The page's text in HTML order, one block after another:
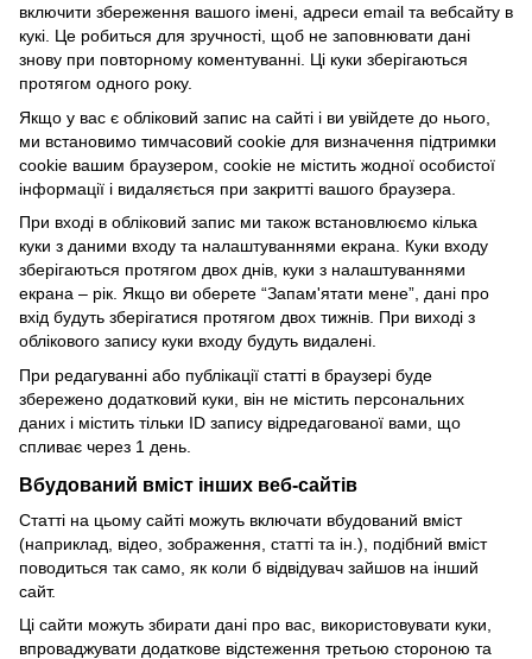
включити збереження вашого імені, адреси email та вебсайту в
кукі. Це робиться для зручності, щоб не заповнювати дані
знову при повторному коментуванні. Ці куки зберігаються
протягом одного року.
Якщо у вас є обліковий запис на сайті і ви увійдете до нього,
ми встановимо тимчасовий cookie для визначення підтримки
cookie вашим браузером, cookie не містить жодної особистої
інформації і видаляється при закритті вашого браузера.
При вході в обліковий запис ми також встановлюємо кілька
куки з даними входу та налаштуваннями екрана. Куки входу
зберігаються протягом двох днів, куки з налаштуваннями
екрана – рік. Якщо ви оберете “Запам'ятати мене”, дані про
вхід будуть зберігатися протягом двох тижнів. При виході з
облікового запису куки входу будуть видалені.
При редагуванні або публікації статті в браузері буде
збережено додатковий куки, він не містить персональних
даних і містить тільки ID запису відредагованої вами, що
спливає через 1 день.
Вбудований вміст інших веб-сайтів
Статті на цьому сайті можуть включати вбудований вміст
(наприклад, відео, зображення, статті та ін.), подібний вміст
поводиться так само, як коли б відвідувач зайшов на інший
сайт.
Ці сайти можуть збирати дані про вас, використовувати куки,
впроваджувати додаткове відстеження третьою стороною та